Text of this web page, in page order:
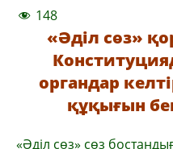
148
«Әділ сөз»
органдар
құқығын
«Әділ сөз» сөз